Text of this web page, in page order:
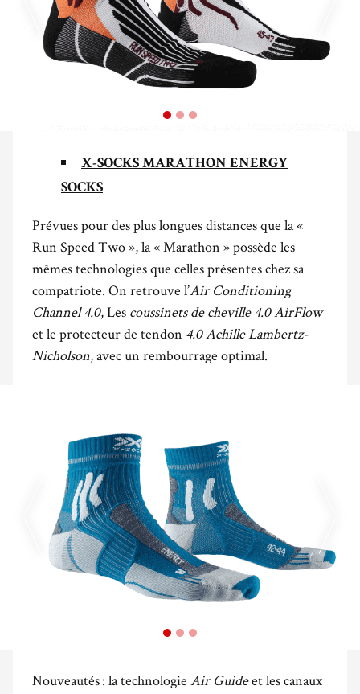
X-SOCKS MARATHON ENERGY
SOCKS
Prévues pour des plus longues distances que la «
Run Speed Two », la « Marathon » possède les
mêmes technologies que celles présentes chez sa
compatriote. On retrouve l’Air Conditioning
Channel 4.0, Les coussinets de cheville 4.0 AirFlow
et le protecteur de tendon 4.0 Achille Lambertz-
Nicholson, avec un rembourrage optimal.
Nouveautés : la technologie Air Guideet les canaux